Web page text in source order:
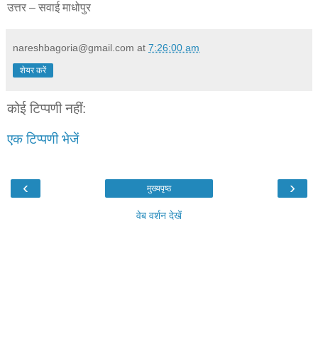
उत्तर – सवाई माधोपुर
nareshbagoria@gmail.com at 7:26:00 am
शेयर करें
कोई टिप्पणी नहीं:
एक टिप्पणी भेजें
‹ ›
मुख्यपृष्ठ
वेब वर्शन देखें